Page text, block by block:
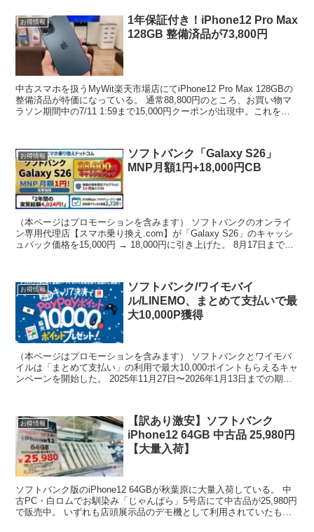
お得情報
1年保証付き！iPhone12 Pro Max
128GB 整備済品が73,800円
中古スマホを扱うMyWit楽天市場店にてiPhone12 Pro Max 128GBの
整備済品が特価になっている。 通常88,800円のところ、お買い物マ
ラソン期間中の7/11 1:59まで15,000円クーポンが出現中。これを適
お得情報
ソフトバンク「Galaxy S26」
MNP月額1円+18,000円CB
（本ページはプロモーションを含みます） ソフトバンクのオンライ
ン専用代理店【スマホ乗り換え.com】が「Galaxy S26」のキャッシ
ュバック価格を15,000円 → 18,000円に引き上げた。 8月17日までの
お得情報
ソフトバンク/ワイモバイ
ル/LINEMO、まとめて支払いで最
大10,000P獲得
（本ページはプロモーションを含みます） ソフトバンクとワイモバ
イルは「まとめて支払い」の利用で最大10,000ポイントもらえるキャ
ンペーンを開始した。 2025年11月27日〜2026年1月13日までの期間
お得情報
【訳あり激安】ソフトバンク
iPhone12 64GB 中古品 25,980円
【大量入荷】
ソフトバンク版のiPhone12 64GBが秋葉原に大量入荷している。 中
古PC・白ロムでお馴染み「じゃんぱら」5号店にて中古品が25,980円
で販売中。 いずれも店頭展示品のデモ機として利用されていたもの